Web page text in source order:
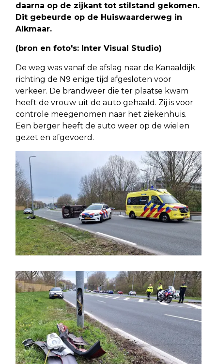
daarna op de zijkant tot stilstand gekomen.
Dit gebeurde op de Huiswaarderweg in
Alkmaar.
(bron en foto's: Inter Visual Studio)
De weg was vanaf de afslag naar de Kanaaldijk
richting de N9 enige tijd afgesloten voor
verkeer. De brandweer die ter plaatse kwam
heeft de vrouw uit de auto gehaald. Zij is voor
controle meegenomen naar het ziekenhuis.
Een berger heeft de auto weer op de wielen
gezet en afgevoerd.